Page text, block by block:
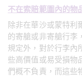
不在索賠範圍內的物
除非在華沙或蒙特利
的寄艙或非寄艙行李
規定外，對於行李內
些高價值或易受損物
們概不負責，而這些